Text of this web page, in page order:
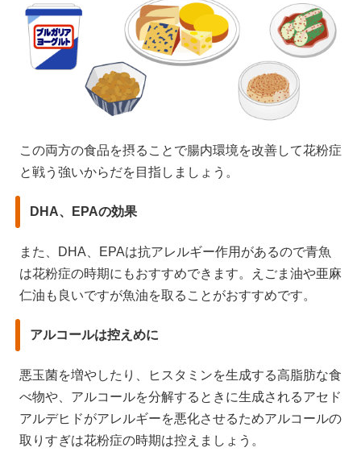
この両方の食品を摂ることで腸内環境を改善して花粉症
と戦う強いからだを目指しましょう。
DHA、EPAの効果
また、DHA、EPAは抗アレルギー作用があるので青魚
は花粉症の時期にもおすすめできます。えごま油や亜麻
仁油も良いですが魚油を取ることがおすすめです。
アルコールは控えめに
悪玉菌を増やしたり、ヒスタミンを生成する高脂肪な食
べ物や、アルコールを分解するときに生成されるアセド
アルデヒドがアレルギーを悪化させるためアルコールの
取りすぎは花粉症の時期は控えましょう。